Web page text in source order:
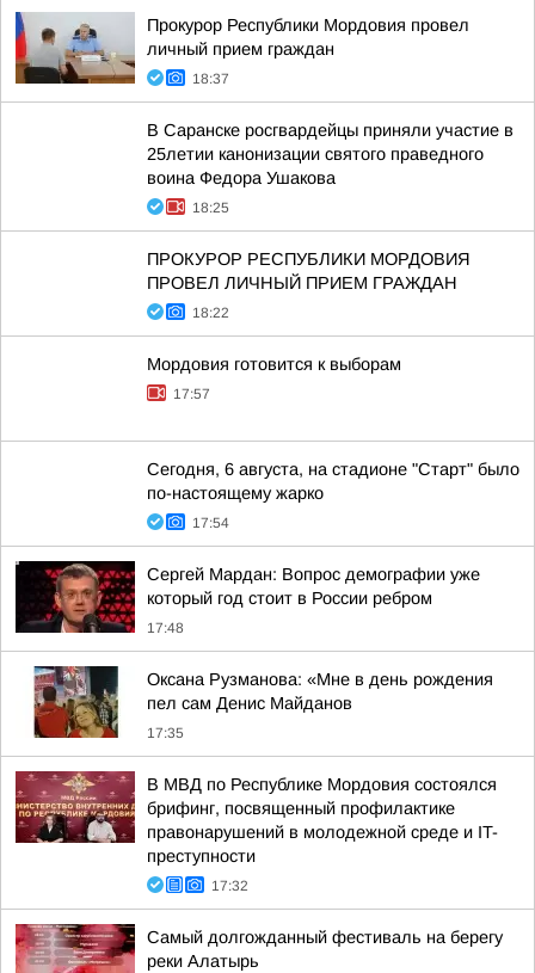
Прокурор Республики Мордовия провел
личный прием граждан
18:37
В Саранске росгвардейцы приняли участие в
25летии канонизации святого праведного
воина Федора Ушакова
18:25
ПРОКУРОР РЕСПУБЛИКИ МОРДОВИЯ
ПРОВЕЛ ЛИЧНЫЙ ПРИЕМ ГРАЖДАН
18:22
Мордовия готовится к выборам
17:57
Сегодня, 6 августа, на стадионе "Старт" было
по-настоящему жарко
17:54
Сергей Мардан: Вопрос демографии уже
который год стоит в России ребром
17:48
Оксана Рузманова: «Мне в день рождения
пел сам Денис Майданов
17:35
В МВД по Республике Мордовия состоялся
брифинг, посвященный профилактике
правонарушений в молодежной среде и IT-
преступности
17:32
Самый долгожданный фестиваль на берегу
реки Алатырь